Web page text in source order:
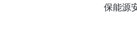
保能源